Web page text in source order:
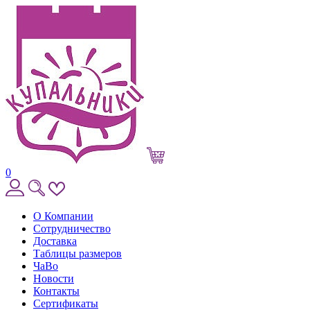
0
О Компании
Сотрудничество
Доставка
Таблицы размеров
ЧаВо
Новости
Контакты
Сертификаты